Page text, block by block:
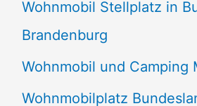
Wohnmobil Stellplatz in
Brandenburg
Wohnmobil und Camping
Wohnmobilplatz